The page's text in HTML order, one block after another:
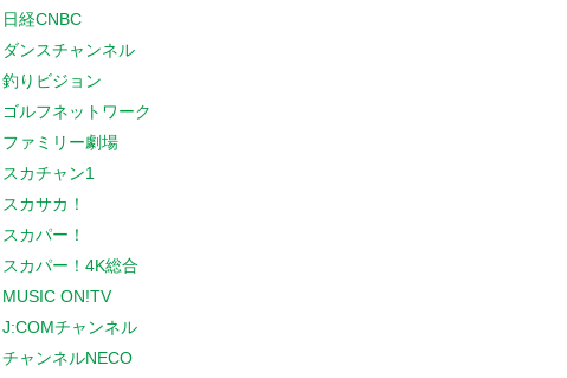
日経CNBC
ダンスチャンネル
釣りビジョン
ゴルフネットワーク
ファミリー劇場
スカチャン1
スカサカ！
スカパー！
スカパー！4K総合
MUSIC ON!TV
J:COMチャンネル
チャンネルNECO